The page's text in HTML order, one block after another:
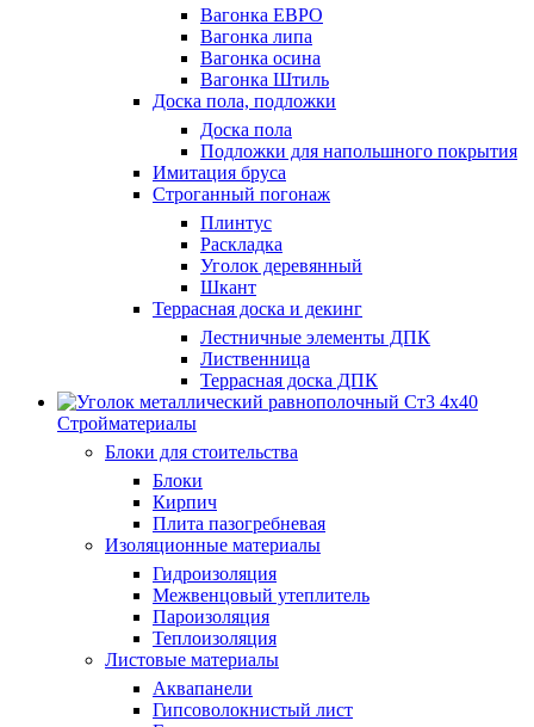
Вагонка ЕВРО
Вагонка липа
Вагонка осина
Вагонка Штиль
Доска пола, подложки
Доска пола
Подложки для напольшного покрытия
Имитация бруса
Строганный погонаж
Плинтус
Раскладка
Уголок деревянный
Шкант
Террасная доска и декинг
Лестничные элементы ДПК
Лиственница
Террасная доска ДПК
Стройматериалы
Блоки для стоительства
Блоки
Кирпич
Плита пазогребневая
Изоляционные материалы
Гидроизоляция
Межвенцовый утеплитель
Пароизоляция
Теплоизоляция
Листовые материалы
Аквапанели
Гипсоволокнистый лист